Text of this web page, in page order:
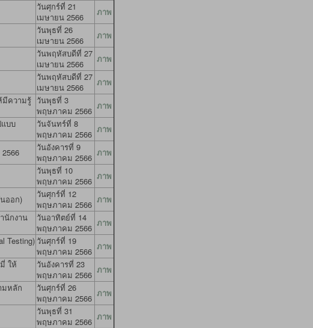
วันศุกร์ที่ 21
เมษายน 2566
ภาพ
วันพุธที่ 26
เมษายน 2566
ภาพ
วันพฤหัสบดีที่ 27
เมษายน 2566
ภาพ
วันพฤหัสบดีที่ 27
เมษายน 2566
ภาพ
มีความรู้ วันพุธที่ 3
พฤษภาคม 2566 ภาพ
บบ
วันจันทร์ที่ 8
พฤษภาคม 2566 ภาพ
วันอังคารที่ 9
พฤษภาคม 2566 ภาพ
วันพุธที่ 10
พฤษภาคม 2566 ภาพ
ออก)
วันศุกร์ที่ 12
พฤษภาคม 2566 ภาพ
นักงาน
วันอาทิตย์ที่ 14
พฤษภาคม 2566 ภาพ
Testing) วันศุกร์ที่ 19
พฤษภาคม 2566 ภาพ
ให้
วันอังคารที่ 23
พฤษภาคม 2566 ภาพ
มหลัก
วันศุกร์ที่ 26
พฤษภาคม 2566 ภาพ
วันพุธที่ 31
พฤษภาคม 2566 ภาพ